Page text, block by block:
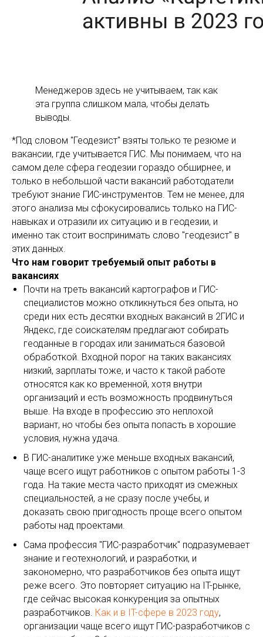
Менеджеров здесь не учитываем, так как
эта группа слишком мала, чтобы делать
выводы.
*Под словом "Геодезист" взяты только те резюме и
вакансии, где учитывается ГИС. Мы понимаем, что на
самом деле сфера геодезии гораздо обширнее, и
только в небольшой части вакансий работодатели
требуют знание ГИС-инструментов. Тем не менее, для
этого анализа мы сфокусировались только на ГИС-
навыках и отразили их ситуацию и в геодезии, и
именно так стоит воспринимать слово "геодезист" в
этих данных.
Что нам говорит требуемый опыт работы в
вакансиях
Почти на треть вакансий картографов и ГИС-
специалистов можно откликнуться без опыта, но
среди них есть десятки входных вакансий в 2ГИС и
Яндекс, где соискателям предлагают собирать
геоданные в городах или заниматься базовой
обработкой. Входной порог на таких вакансиях
низкий, зарплаты тоже, и часто к такой работе
относятся как ко временной, хотя внутри
организаций и есть возможность продвинуться
выше. На входе в профессию это неплохой
вариант, но чтобы без опыта попасть в хорошие
условия, нужна удача.
В ГИС-аналитике уже меньше входных вакансий,
чаще всего ищут работников с опытом работы 1-3
года. На такие места часто приходят из смежных
специальностей, а не сразу после учебы, и
доказать свою пригодность проще всего опытом
работы над проектами.
Сама профессия "ГИС-разработчик" подразумевает
знание и геотехнологий, и разработки, и
закономерно, что разработчиков без опыта ищут
реже всего. Это повторяет ситуацию на IT-рынке,
где сейчас высокая конкуренция за опытных
разработчиков. Как и в IT-сфере в 2023 году,
организации чаще всего ищут ГИС-разработчиков с